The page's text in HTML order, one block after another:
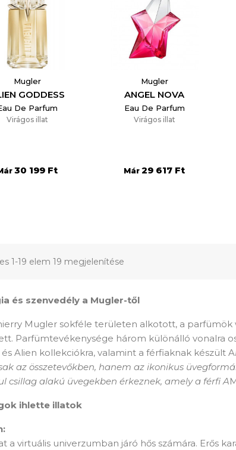
Mugler
GODDESS
De Parfum
Virágos illat
30 199 Ft
Mugler
ANGEL NOVA
Eau De Parfum
Virágos illat
Már29 617 Ft
1-19 elem 19 megjelenítése
és szenvedély a Mugler-től
Mugler sokféle területen alkotott, a parfümök
Parfümtevékenysége három különálló vonalra
Alien kollekciókra, valamint a férfiaknak készült A
az összetevőkben, hanem az ikonikus
csillag alakú üvegekben érkeznek, amely a férfi A
ihlette illatok
a virtuális univerzumban járó hős számára. Erős